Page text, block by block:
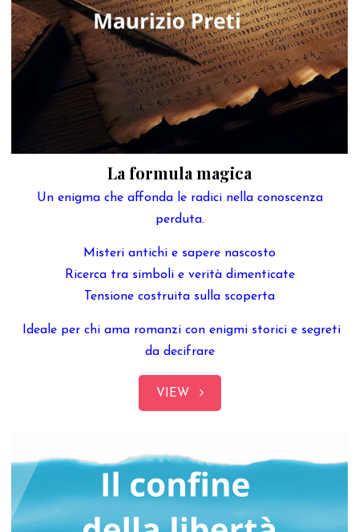
La formula magica
Un enigma che affonda le radici nella conoscenza
perduta.
Misteri antichi e sapere nascosto
Ricerca tra simboli e verità dimenticate
Tensione costruita sulla scoperta
Ideale per chi ama romanzi con enigmi storici e segreti
da decifrare
VIEW